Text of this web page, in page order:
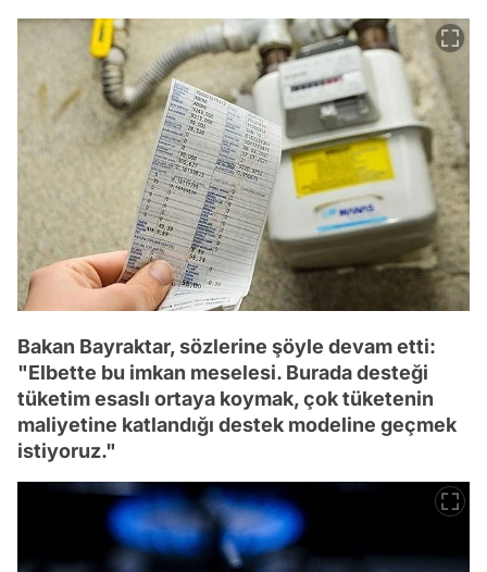
Bakan Bayraktar, sözlerine şöyle devam etti:
"Elbette bu imkan meselesi. Burada desteği
tüketim esaslı ortaya koymak, çok tüketenin
maliyetine katlandığı destek modeline geçmek
istiyoruz."